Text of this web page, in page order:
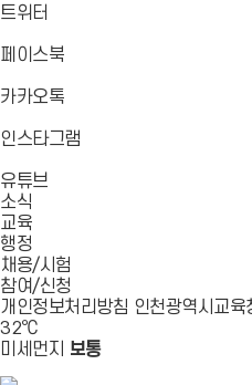
가
가
트위터
가
페이스북바
가
카카오톡바
가
인스타그램바
유튜브바
소식
교육
행정
채용/시험
참여/신청
개인정보처리방침 인천광역시교육
32℃
미세먼지 보통